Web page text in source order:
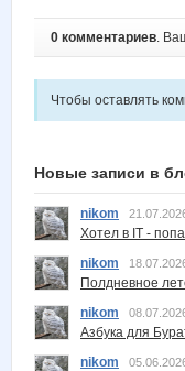
0 комментариев.
Чтобы оставлять
Новые записи в
nikom
Хотел в IT -
nikom
Полдневное
nikom
Азбука для
nikom